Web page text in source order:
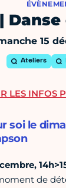
15
Ateliers
soi le
de
LES INFOS